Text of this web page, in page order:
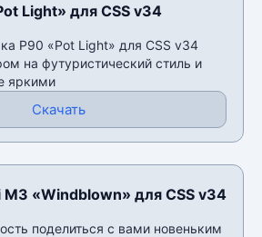
Light» для CSS v34
P90 «Pot Light» для CSS v34
на футуристический стиль и
яркими
Скачать
«Windblown» для CSS v34
поделиться с вами новеньким